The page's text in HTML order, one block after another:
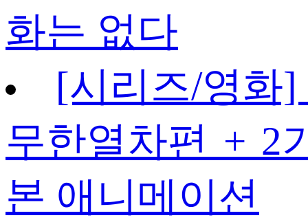
화는 없다
[시리즈/영화
무한열차편 + 2
본 애니메이션